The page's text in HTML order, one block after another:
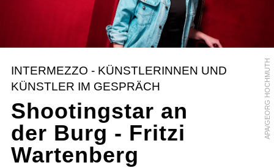
APA/GEORG HOCHMUTH
INTERMEZZO - KÜNSTLERINNEN UND
KÜNSTLER IM GESPRÄCH
Shootingstar an
der Burg - Fritzi
Wartenberg